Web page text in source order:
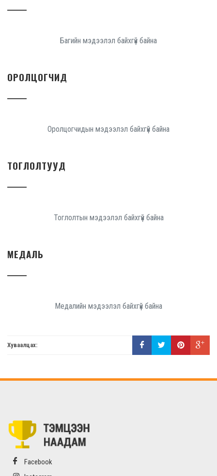
Багийн мэдээлэл байхгүй байна
ОРОЛЦОГЧИД
Оролцогчидын мэдээлэл байхгүй байна
ТОГЛОЛТУУД
Тоглолтын мэдээлэл байхгүй байна
МЕДАЛЬ
Медалийн мэдээлэл байхгүй байна
Хуваалцах:
Facebook